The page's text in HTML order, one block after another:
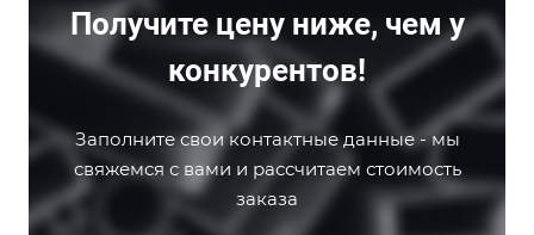
Получите цену ниже, чем у
конкурентов!
Заполните свои контактные данные - мы
свяжемся с вами и рассчитаем стоимость
заказа